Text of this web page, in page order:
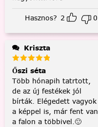
Hasznos? 2 0
Kriszta
Őszi séta
Több hónapih tatrtott,
de az új festékek jól
bírták. Elégedett vagyok
a képpel is, már fent van
a falon a többivel.🙂